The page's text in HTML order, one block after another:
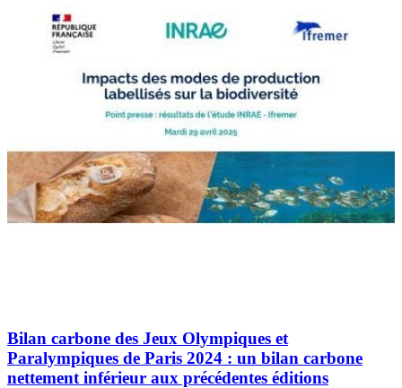
Bilan carbone des Jeux Olympiques et
Paralympiques de Paris 2024 : un bilan carbone
nettement inférieur aux précédentes éditions